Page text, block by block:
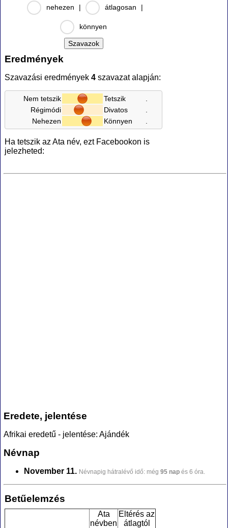
nehezen
| átlagosan |
könnyen
Eredmények
Szavazási eredmények 4 szavazat alapján:
Nem tetszik Tetszik
Régimódi
Divatos
Nehezen
Könnyen
Ha tetszik az Ata név, ezt Facebookon is
jelezheted:
Eredete, jelentése
Afrikai eredetű - jelentése: Ajándék
Névnap
November 11. Névnapig hátralévő idő: még 95 nap és 6 óra.
Betűelemzés
Ata
névben
Eltérés az
átlagtól